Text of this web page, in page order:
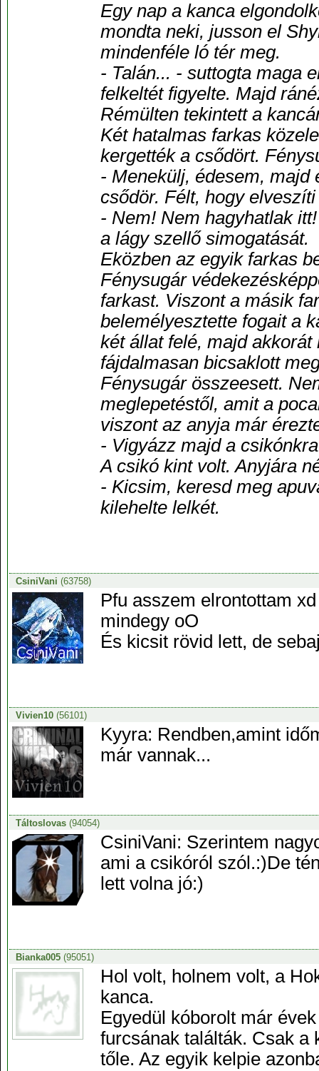
Egy nap a kanca
mondta neki, jusson el
mindenféle ló tér meg.
- Talán... - suttogta maga
felkeltét figyelte. Majd
Rémülten tekintett a
Két hatalmas farkas
kergették a csődört.
- Menekülj, édesem, majd
csődör. Félt, hogy
- Nem! Nem hagyhatlak
a lágy szellő simogatását.
Eközben az egyik farkas
Fénysugár
farkast. Viszont a másik
belemélyesztette fogait a
két állat felé, majd
fájdalmasan bicsaklott
Fénysugár összeesett.
meglepetéstől, amit a
viszont az anyja már
- Vigyázz majd a
A csikó kint volt. Anyjára
- Kicsim, keresd meg
kilehelte lelkét.
CsiniVani (63758)
Pfu asszem elrontottam
mindegy oO
És kicsit rövid lett, de
Vivien10(56101)
Kyyra: Rendben,amint
már vannak...
Táltoslovas(94054)
CsiniVani: Szerintem
ami a csikóról szól.:)De
lett volna jó:)
Bianka005(95051)
Hol volt, holnem volt, a
kanca.
Egyedül kóborolt már
furcsának találták. Csak a
tőle. Az egyik kelpie